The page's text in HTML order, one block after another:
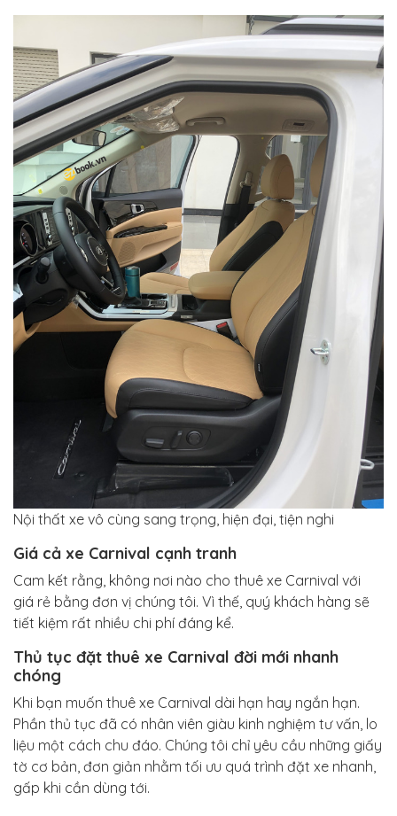
Nội thất xe vô cùng sang trọng, hiện đại, tiện nghi
Giá cả xe Carnival cạnh tranh
Cam kết rằng, không nơi nào cho thuê xe Carnival với
giá rẻ bằng đơn vị chúng tôi. Vì thế, quý khách hàng sẽ
tiết kiệm rất nhiều chi phí đáng kể.
Thủ tục đặt thuê xe Carnival đời mới nhanh
chóng
Khi bạn muốn thuê xe Carnival dài hạn hay ngắn hạn.
Phần thủ tục đã có nhân viên giàu kinh nghiệm tư vấn, lo
liệu một cách chu đáo. Chúng tôi chỉ yêu cầu những giấy
tờ cơ bản, đơn giản nhằm tối ưu quá trình đặt xe nhanh,
gấp khi cần dùng tới.